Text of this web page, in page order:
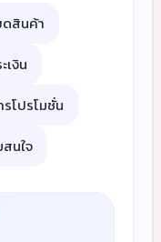
ดสินค้า
เงิน
โปรโมชั่น
นใจ